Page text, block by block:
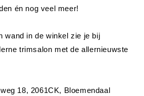
én nog veel meer!
wand in de winkel zie je bij
trimsalon met de allernieuwste
18, 2061CK, Bloemendaal